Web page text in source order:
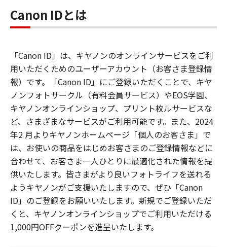
Canon IDとは
「Canon ID」は、キヤノンのオンラインサービスをご利
用いただくためのユーザーアカウント（お客さま登録情
報）です。「Canon ID」にご登録いただくことで、キヤ
ノンフォトサークル（有料会員サービス）やEOS学園、
キヤノンオンラインショップ、プリント枚ルサービスな
ど、さまざまなサービスがご利用可能です。また、2024
年2 月よりキヤノンホームページ「個人のお客さま」で
は、お使いの商品をはじめお客さまのご登録情報などに
合わせて、お客さま一人ひとりに最適化された情報を提
供いたします。皆さまがより良いフォトライフを送れる
ようキヤノンがご支援いたしますので、ぜひ「Canon
ID」のご登録をお願いいたします。新規でご登録いただ
くと、キヤノンオンラインショップでご利用いただける
1,000円OFFクーポンを進呈いたします。